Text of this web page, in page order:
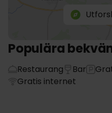
Populära
Restaurang Bar
Gratis internet